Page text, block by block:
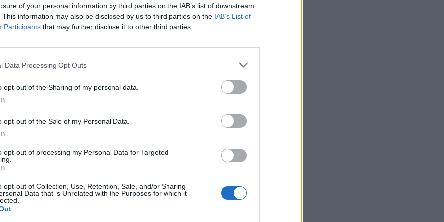
of your personal information by third parties on the IAB’s list of downstream
This information may also be disclosed by us to third parties on the IAB’s List of
Participants that may further disclose it to other third parties.
Data Processing Opt Outs
opt-out of the Sharing of my personal data.
opt-out of the Sale of my Personal Data.
opt-out of processing my Personal Data for Targeted
opt-out of Collection, Use, Retention, Sale, and/or Sharing
Data that Is Unrelated with the Purposes for which it
της Εθνικής Οδού, χωρίς ωστόσο σοβαρά
παρατηρείται και στους δρόμους γύρω από